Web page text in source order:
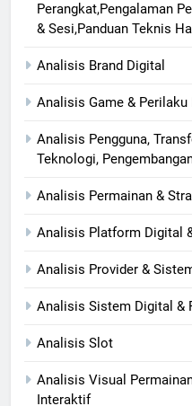
Perangkat,Pengalaman
& Sesi,Panduan Teknis
Analisis Brand Digital
Analisis Game & Perilaku
Analisis Pengguna,
Teknologi,
Analisis Permainan &
Analisis Platform Digital
Analisis Provider &
Analisis Sistem Digital &
Analisis Slot
Analisis Visual
Interaktif